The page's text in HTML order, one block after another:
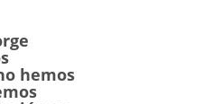
hemos